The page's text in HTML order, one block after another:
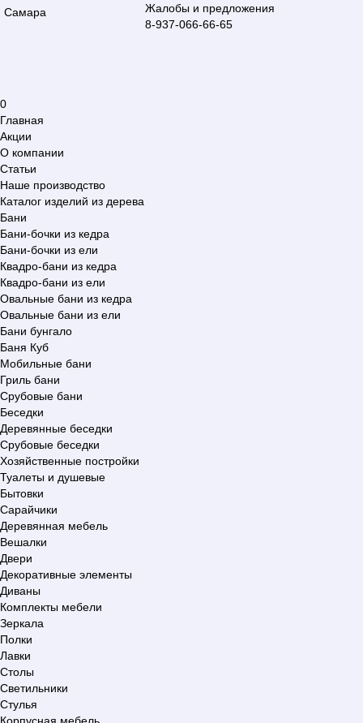
Самара
Жалобы и предложения
8-937-066-66-65
0
Главная
Акции
О компании
Статьи
Наше производство
Каталог изделий из дерева
Бани
Бани-бочки из кедра
Бани-бочки из ели
Квадро-бани из кедра
Квадро-бани из ели
Овальные бани из кедра
Овальные бани из ели
Бани бунгало
Баня Куб
Мобильные бани
Гриль бани
Срубовые бани
Беседки
Деревянные беседки
Срубовые беседки
Хозяйственные постройки
Туалеты и душевые
Бытовки
Сарайчики
Деревянная мебель
Вешалки
Двери
Декоративные элементы
Диваны
Комплекты мебели
Зеркала
Полки
Лавки
Столы
Светильники
Стулья